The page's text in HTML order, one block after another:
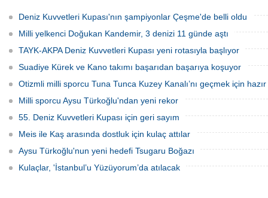
kategorisinde 68 metre dalış yaparak
şampiyon oldu.
sıcaklıktaki Arktik sularda 1200 metre
yüzerek Kuzey Kutbu'nda yüzen ilk Türk
oldu.
Deniz Kuvvetleri Kupası'nın şampiyonlar Çeşme'de belli oldu
Milli yelkenci Doğukan Kandemir, 3 denizi 11 günde aştı
TAYK-AKPA Deniz Kuvvetleri Kupası yeni rotasıyla başlıyor
Suadiye Kürek ve Kano takımı başarıdan başarıya koşuyor
Otizmli milli sporcu Tuna Tunca Kuzey Kanalı’nı geçmek için hazır
Milli sporcu Aysu Türkoğlu'ndan yeni rekor
55. Deniz Kuvvetleri Kupası için geri sayım
Meis ile Kaş arasında dostluk için kulaç attılar
Aysu Türkoğlu'nun yeni hedefi Tsugaru Boğazı
Kulaçlar, 'İstanbul’u Yüzüyorum’da atılacak